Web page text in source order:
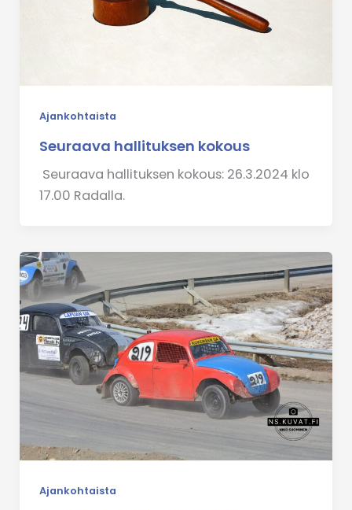
Ajankohtaista
Seuraava hallituksen kokous
Seuraava hallituksen kokous: 26.3.2024 klo
17.00 Radalla.
Ajankohtaista